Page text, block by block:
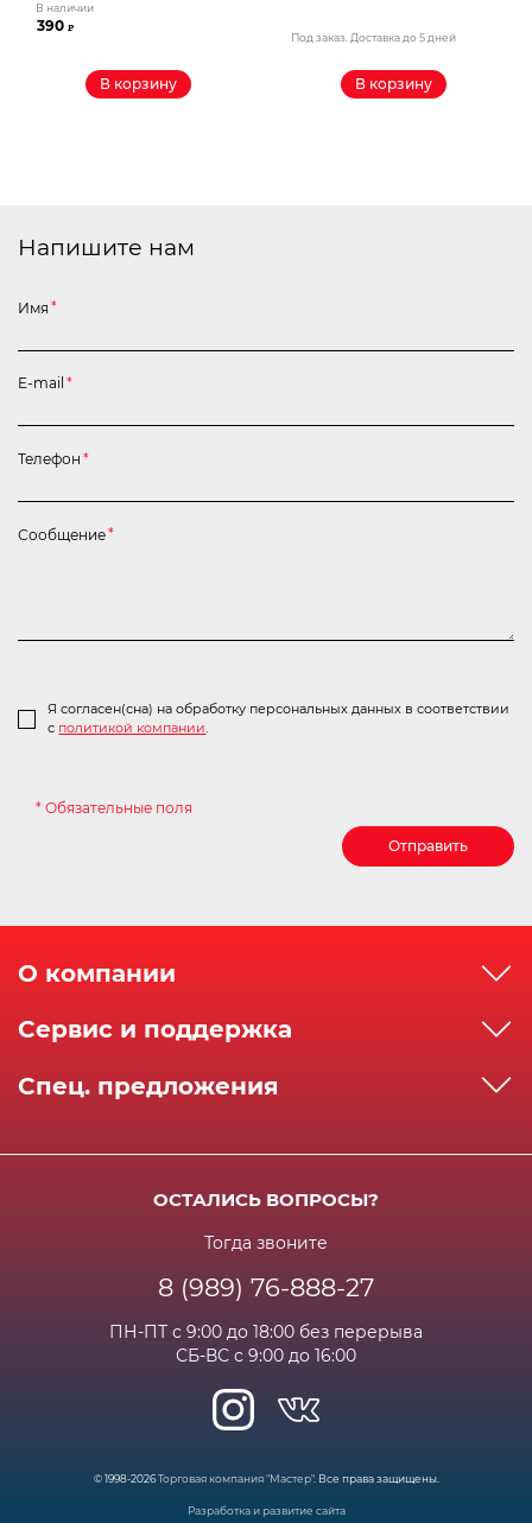
В наличии
390₽
В корзину
Под заказ. Доставка до 5 дней
В корзину
Напишите нам
Имя *
E-mail *
Я согласен(сна) на обработку персональных данных в соответствии
с политикой компании.
Телефон *
Сообщение*
* Обязательные поля
Отправить
О компании
Сервисный центр
Сервис и поддержка
Доставка
Возрат и гарантия
Спец. предложения
Часто задаваемые вопросы
ОСТАЛИСЬ ВОПРОСЫ?
Тогда звоните
8 (989) 76-888-27
ПН-ПТ с 9:00 до 18:00 без перерыва
СБ-ВС с 9:00 до 16:00
© 1998-2026Торговая компания "Мастер". Все права защищены.
Разработка и развитие сайта